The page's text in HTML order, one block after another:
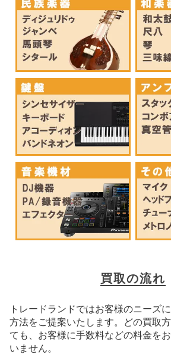
買取の流れ
トレードランドではお客様のニーズ
方法をご提案いたします。
どの買取
ても、お客様に手数料などの料金を
いません。